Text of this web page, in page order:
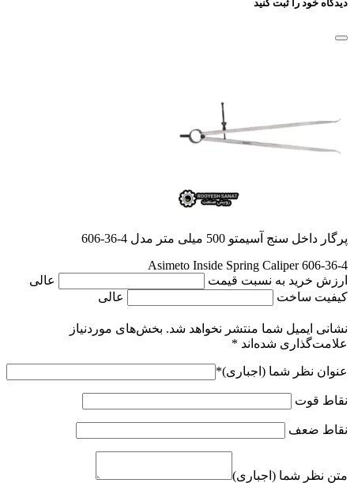
دیدگاه خود را ثبت کنید
پرگار داخل سنج آسیمتو 500 میلی متر مدل 4-36-606
Asimeto Inside Spring Caliper 606-36-4
ارزش خرید به نسبت قیمت
عالی
کیفیت ساخت
عالی
نشانی ایمیل شما منتشر نخواهد شد. بخش‌های موردنیاز
علامت‌گذاری شده‌اند *
عنوان نظر شما (اجباری)*
نقاط قوت
نقاط ضعف
متن نظر شما (اجباری)